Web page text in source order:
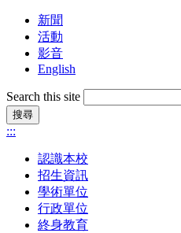
新聞
活動
影音
English
Search this site
:::
認識本校
招生資訊
學術單位
行政單位
終身教育